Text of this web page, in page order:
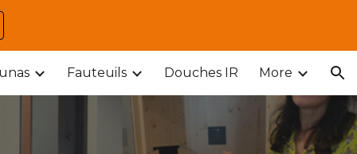
Fauteuils Douches IR More